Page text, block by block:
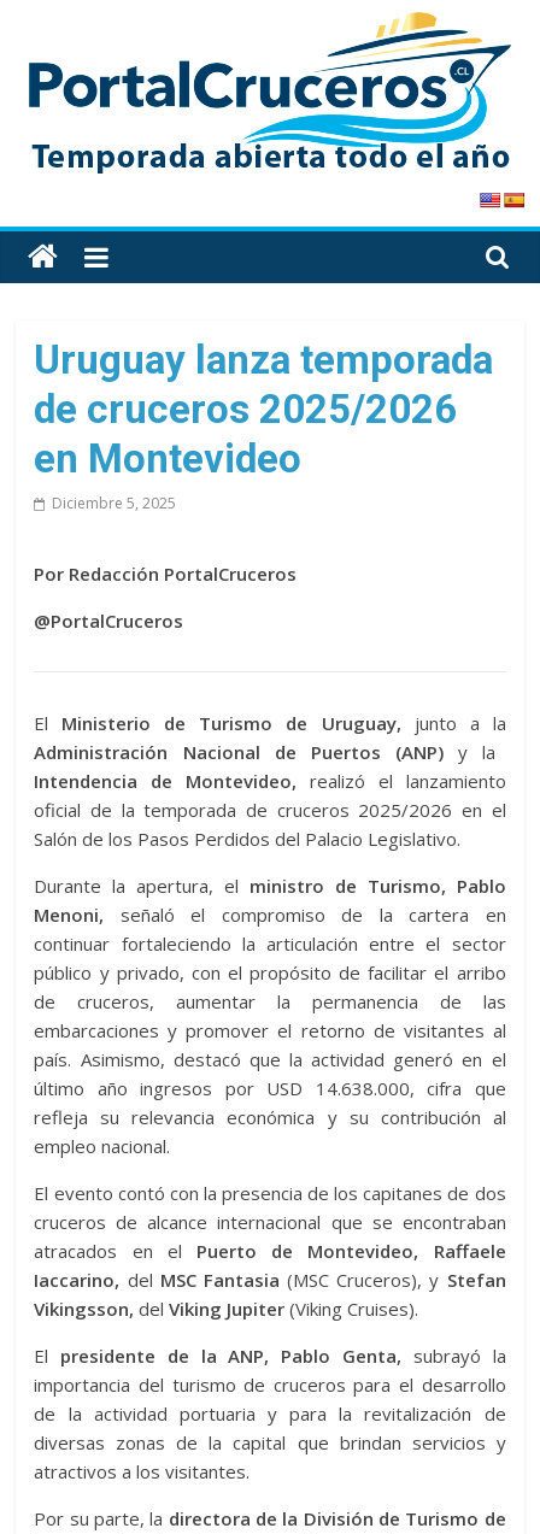
content
PortalCruceros
Toda
la
de
cruceros
en
un
solo
Uruguay lanza temporada
de cruceros 2025/2026
en Montevideo
Diciembre 5, 2025
Por Redacción PortalCruceros
@PortalCruceros
El Ministerio de Turismo de Uruguay, junto a la
Administración Nacional de Puertos (ANP) y la
Intendencia de Montevideo, realizó el lanzamiento
oficial de la temporada de cruceros 2025/2026 en el
Salón de los Pasos Perdidos del Palacio Legislativo.
Durante la apertura, el ministro de Turismo, Pablo
Menoni, señaló el compromiso de la cartera en
continuar fortaleciendo la articulación entre el sector
público y privado, con el propósito de facilitar el arribo
de cruceros, aumentar la permanencia de las
embarcaciones y promover el retorno de visitantes al
país. Asimismo, destacó que la actividad generó en el
último año ingresos por USD 14.638.000, cifra que
refleja su relevancia económica y su contribución al
empleo nacional.
El evento contó con la presencia de los capitanes de dos
cruceros de alcance internacional que se encontraban
atracados en el Puerto de Montevideo, Raffaele
Iaccarino, del MSC Fantasia (MSC Cruceros), y Stefan
Vikingsson, del Viking Jupiter (Viking Cruises).
El presidente de la ANP, Pablo Genta, subrayó la
importancia del turismo de cruceros para el desarrollo
de la actividad portuaria y para la revitalización de
diversas zonas de la capital que brindan servicios y
atractivos a los visitantes.
Por su parte, la directora de la División de Turismo de